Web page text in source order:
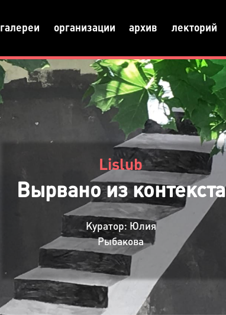
галереи организации архив лекторий
Lislub
Вырвано из контекста
Куратор: Юлия
Рыбакова